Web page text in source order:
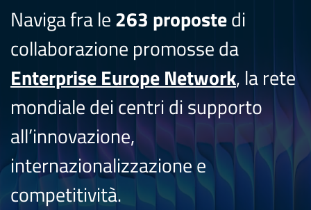
Naviga fra le263 propostedi
collaborazione promosse da
Enterprise Europe Network, la rete
mondiale dei centri di supporto
all’innovazione,
internazionalizzazione e
competitività.